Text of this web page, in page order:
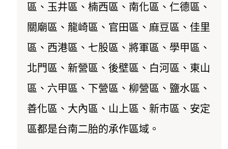
區、玉井區、楠西區、南化區、仁德區、
關廟區、龍崎區、官田區、麻豆區、佳里
區、西港區、七股區、將軍區、學甲區、
北門區、新營區、後壁區、白河區、東山
區、六甲區、下營區、柳營區、鹽水區、
善化區、大內區、山上區、新市區、安定
區都是台南二胎的承作區域。